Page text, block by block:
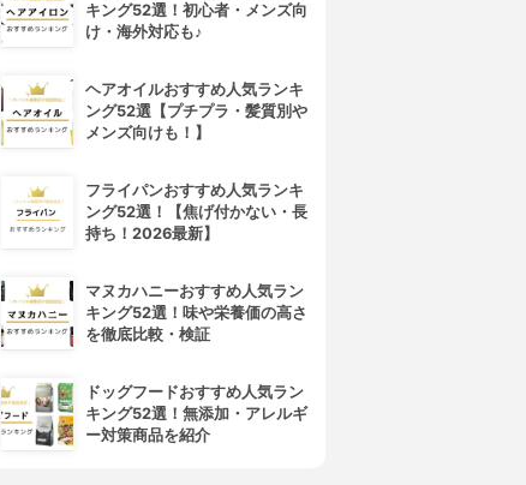
キング52選！初心者・メンズ向
け・海外対応も♪
ヘアオイルおすすめ人気ランキ
ング52選【プチプラ・髪質別や
メンズ向けも！】
フライパンおすすめ人気ランキ
ング52選！【焦げ付かない・長
持ち！2026最新】
マヌカハニーおすすめ人気ラン
キング52選！味や栄養価の高さ
を徹底比較・検証
ドッグフードおすすめ人気ラン
キング52選！無添加・アレルギ
ー対策商品を紹介